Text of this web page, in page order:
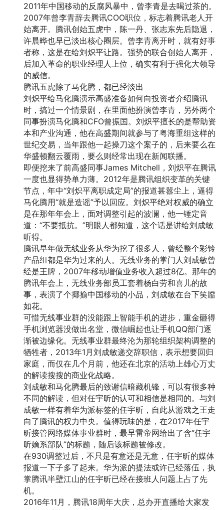
2011年中国移动的反腐风暴中，曾李青是去喝过茶的。
2007年曾李青辞去腾讯COO职位，标志着腾讯老人开
始离开。腾讯创始五虎中，陈一丹、张志东先后隐退，
许晨晔也早已淡出核心圈层。曾李青离开时，就有好事
者称，这是在给刘炽平让路。强势的联合创始人离开，
后加入革命的职业经理人上位，确实有利于强化大领导
的威信。
腾讯五虎除了马化腾，都已经淡出
刘炽平给马化腾演示高盛准备如何向投资者介绍腾讯
时，搞过一个情景剧，在里面他扮演曾李青，另外两个
同事扮演马化腾和CFO曾振国。刘炽平擅长的是帮助资
本和产业沟通，他在高盛期间就参与了粤海重组这样的
世纪交易，当年跟他一起操刀这个案子的，后来要么在
华盛顿翻云覆雨，要么则经常出现在新闻联播。
即便挖来了前高盛同事James Mitchell，刘炽平在腾讯
一度也显得势单力薄。2012年是腾讯组织变革的关键
节点，年中“刘炽平离职成定局”的报道甚嚣尘上，逼得
马化腾用“就是造谣”予以回应。刘炽平绝对权威的确立
是在那年年会上，面对调整引起的波澜，他一锤定音
道：“不要抵抗。”明眼人都知道，这个话是讲给刘成敏
听得。
腾讯早年做无线业务从华为挖了很多人，曾经整个彩铃
产品组都是华为过来的人。无线业务的掌门人刘成敏曾
经是王牌，2007年移动增值业务收入超过8亿。那年的
腾讯年会上，无线业务部员工套着杨白劳和喜儿的故
事，表演了个揶揄中国移动的小品，刘成敏在台下笑靥
如花。
可惜无线事业群的没能跟上智能手机的进步，重金砸得
手机浏览器没做出名堂，微信崛起也让手机QQ部门逐
渐被边缘化。无线事业群最终沦为那轮组织架构调整的
牺牲者，2013年1月刘成敏递交辞职信，表示想要回归
家庭，而仅在几个月前，他还在北京的活动上雄心万丈
的解读搜搜的商业化战略。
刘成敏和马化腾最后的致谢信暗藏机锋，可以有很多种
不同的解读，但对任宇昕的认可和相信是相同的。与刘
成敏一样有着华为派标签的任宇昕，自此从游戏之王走
向了腾讯的权力中央。值得玩味的是，在2017年任宇
昕接管网络媒体事业群时，最早雷帝网给出了含“任宇
昕嫡系部队”的标题，随后该标题被修改。
在930调整过后，不只是有意还是无意，任宇昕的媒体
报道一下子多了起来。华为派的提法或许已经落伍，执
掌腾讯半壁江山的任宇昕已经在接班人问题上占了先
机。
2016年11月，腾讯18周年大庆，总办开直播给大家发